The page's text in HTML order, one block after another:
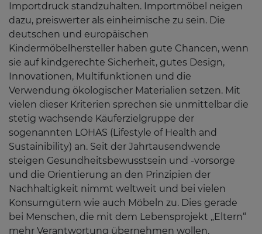
Importdruck standzuhalten. Importmöbel neigen
dazu, preiswerter als einheimische zu sein. Die
deutschen und europäischen
Kindermöbelhersteller haben gute Chancen, wenn
sie auf kindgerechte Sicherheit, gutes Design,
Innovationen, Multifunktionen und die
Verwendung ökologischer Materialien setzen. Mit
vielen dieser Kriterien sprechen sie unmittelbar die
stetig wachsende Käuferzielgruppe der
sogenannten LOHAS (Lifestyle of Health and
Sustainibility) an. Seit der Jahrtausendwende
steigen Gesundheitsbewusstsein und -vorsorge
und die Orientierung an den Prinzipien der
Nachhaltigkeit nimmt weltweit und bei vielen
Konsumgütern wie auch Möbeln zu. Dies gerade
bei Menschen, die mit dem Lebensprojekt „Eltern“
mehr Verantwortung übernehmen wollen.